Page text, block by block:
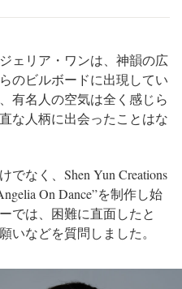
ェリア・ワンは、神韻の広
のビルボードに出現してい
有名人の空気は全く感じら
な人柄に出会ったことはな
なく、Shen Yun Creations
On Dance”を制作し始
では、困難に直面したと
いなどを質問しました。